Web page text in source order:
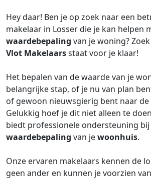
Hey daar! Ben je op zoek naar een
makelaar in Losser die je kan helpen
waardebepaling van je woning?
Vlot Makelaarsstaat voor je klaar!
Het bepalen van de waarde van je
belangrijke stap, of je nu van plan
of gewoon nieuwsgierig bent naar
Gelukkig hoef je dit niet alleen te
biedt professionele ondersteuning bij
waardebepaling van jewoonhuis.
Onze ervaren makelaars kennen de
geen ander en kunnen je voorzien